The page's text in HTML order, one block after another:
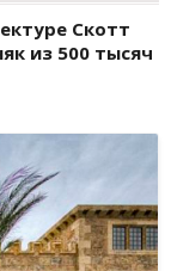
Скотт
из 500 тысяч